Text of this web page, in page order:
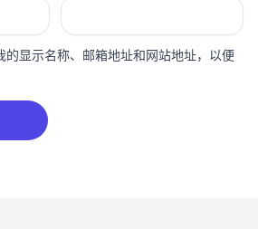
的显示名称、邮箱地址和网站地址，以便